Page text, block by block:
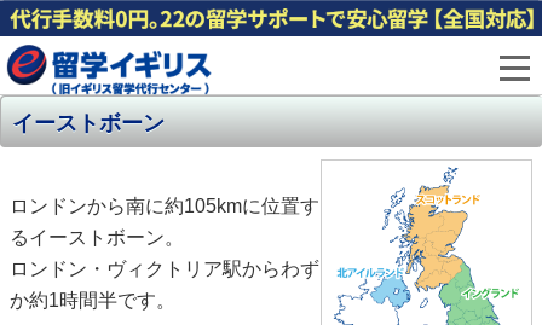
イーストボーン
ロンドンから南に約105kmに位置す
るイーストボーン。
ロンドン・ヴィクトリア駅からわず
か約1時間半です。